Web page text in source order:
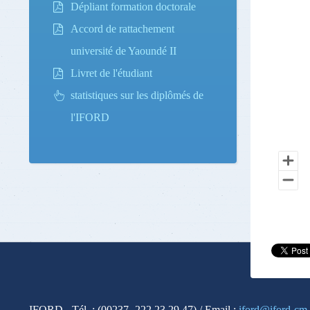
Dépliant formation doctorale
Accord de rattachement
université de Yaoundé II
Livret de l'étudiant
statistiques sur les diplômés de
l'IFORD